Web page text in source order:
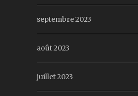
septembre 2023
août 2023
juillet 2023